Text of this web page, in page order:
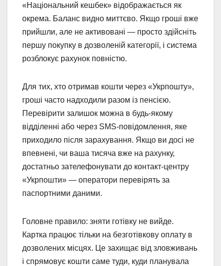
«Національний кешбек» відображається як
окрема. Баланс видно миттєво. Якщо гроші вже
прийшли, але не активовані — просто здійсніть
першу покупку в дозволеній категорії, і система
розблокує рахунок повністю.
Для тих, хто отримав кошти через «Укрпошту»,
гроші часто надходили разом із пенсією.
Перевірити залишок можна в будь-якому
відділенні або через SMS-повідомлення, яке
приходило після зарахування. Якщо ви досі не
впевнені, чи ваша тисяча вже на рахунку,
достатньо зателефонувати до контакт-центру
«Укрпошти» — оператори перевірять за
паспортними даними.
Головне правило: зняти готівку не вийде.
Картка працює тільки на безготівкову оплату в
дозволених місцях. Це захищає від зловживань
і спрямовує кошти саме туди, куди планувала